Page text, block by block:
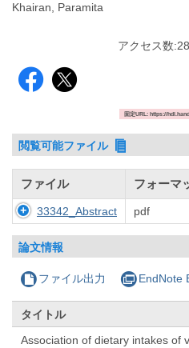
Khairan, Paramita
アクセス数:
固定URL: https://
閲覧可能ファイル
ファイル フォーマ
33342_Abstract pdf
論文情報
ファイル出力 EndNote
タイトル
Association of dietary intakes of